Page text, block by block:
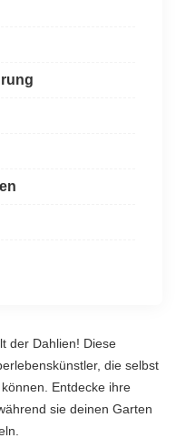
der Dahlien! Diese
die selbst
Entdecke ihre
sie deinen Garten